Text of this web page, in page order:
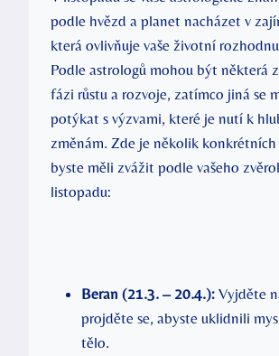
podle hvězd a planet nacházet v
která ovlivňuje vaše životní
Podle astrologů mohou být některá
fázi růstu a rozvoje, zatímco jiná se
potýkat s výzvami, které je nutí k
změnám. Zde je několik
byste měli zvážit podle vašeho
listopadu:
Beran (21.3. – 20.4.): Vyjděte
projděte se, abyste uklidnili
tělo.